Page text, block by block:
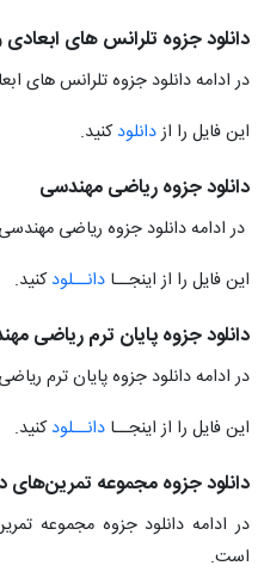
دانلود جزوه تلرانس های
در ادامه دانلود جزوه تلرانس های
این فایل را ازدانلودکنید.
دانلود جزوه ریاضی مهندسی
در ادامه دانلود جزوه ریاضی
این فایل را از اینجــا دانــلودکنید.
دانلود جزوه پایان ترم ریاضی
در ادامه دانلود جزوه پایان ترم
این فایل را از اینجــا دانــلودکنید.
دانلود جزوه مجموعه
در ادامه دانلود جزوه مجموعه
است.